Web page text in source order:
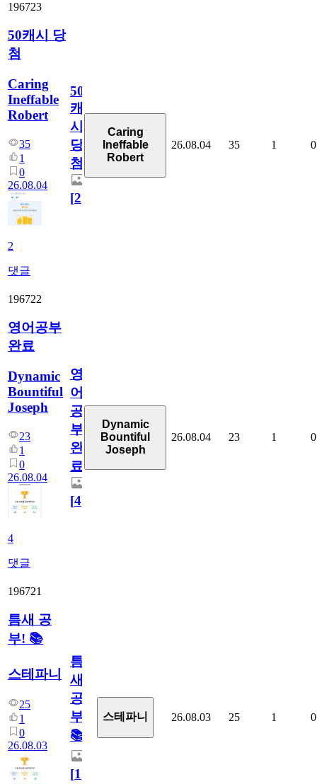
196723
50캐시 당
첨
Caring
Ineffable
Robert
35
1
0
26.08.04
2
댓글
50
캐
시
당
첨
[2]
Caring
Ineffable
Robert
26.08.04 35 1 0
196722
영어공부
완료
Dynamic
Bountiful
Joseph
23
1
0
26.08.04
4
댓글
영
어
공
부
완
료
[4]
Dynamic
Bountiful
Joseph
26.08.04 23 1 0
196721
틈새 공
부! 📚
스테파니
25
1
0
26.08.03
틈
새
공
부!
📚
[1]
스테파니 26.08.03 25 1 0